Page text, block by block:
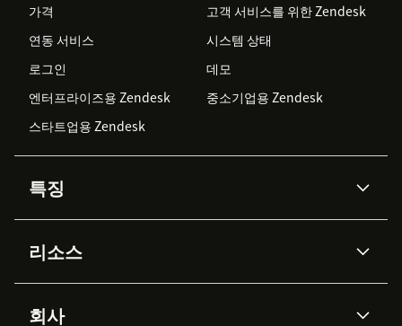
가격
고객 서비스를 위한 Zendesk
연동 서비스
시스템 상태
로그인
데모
엔터프라이즈용 Zendesk
중소기업용 Zendesk
스타트업용 Zendesk
특징
Zendesk AI
Advanced Data Privacy &
Protection
지식창고
리소스
API & 개발자
회사